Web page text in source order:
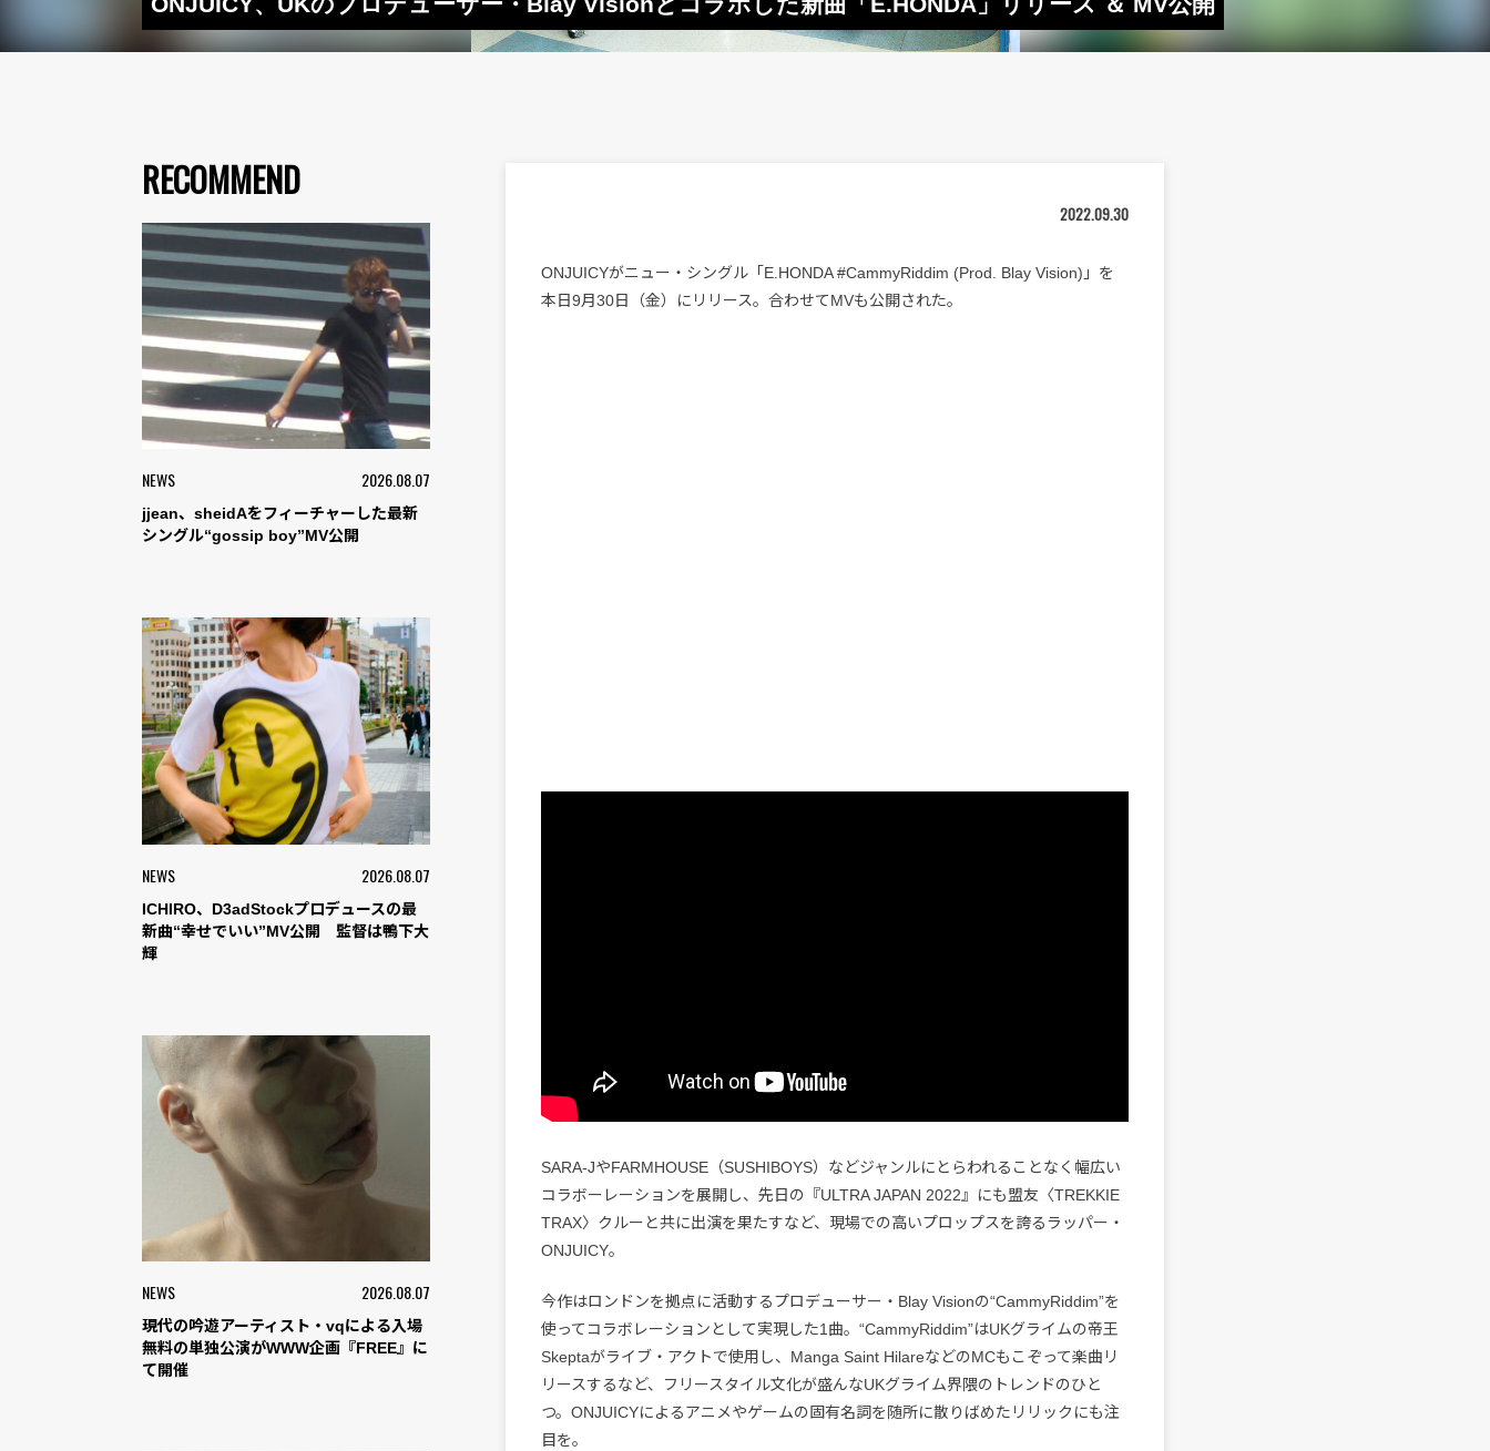
RECOMMEND
NEWS 2026.08.07
jjean、sheidAをフィーチャーした最新
シングル“gossip boy”MV公開
NEWS 2026.08.07
ICHIRO、D3adStockプロデュースの最
新曲“幸せでいい”MV公開 監督は鴨下大
輝
NEWS 2026.08.07
現代の吟遊アーティスト・vqによる入場
無料の単独公演がWWW企画『FREE』に
て開催
2022.09.30
ONJUICYがニュー・シングル「E.HONDA #CammyRiddim (Prod. Blay Vision)」を
本日9月30日（金）にリリース。合わせてMVも公開された。
SARA-JやFARMHOUSE（SUSHIBOYS）などジャンルにとらわれることなく幅広い
コラボーレーションを展開し、先日の『ULTRA JAPAN 2022』にも盟友〈TREKKIE
TRAX〉クルーと共に出演を果たすなど、現場での高いプロップスを誇るラッパー・
ONJUICY。
今作はロンドンを拠点に活動するプロデューサー・‎Blay Visionの“CammyRiddim”を
使ってコラボレーションとして実現した1曲。“CammyRiddim”はUKグライムの帝王
Skeptaがライブ・アクトで使用し、Manga Saint HilareなどのMCもこぞって楽曲リ
リースするなど、フリースタイル文化が盛んなUKグライム界隈のトレンドのひと
つ。ONJUICYによるアニメやゲームの固有名詞を随所に散りばめたリリックにも注
目を。